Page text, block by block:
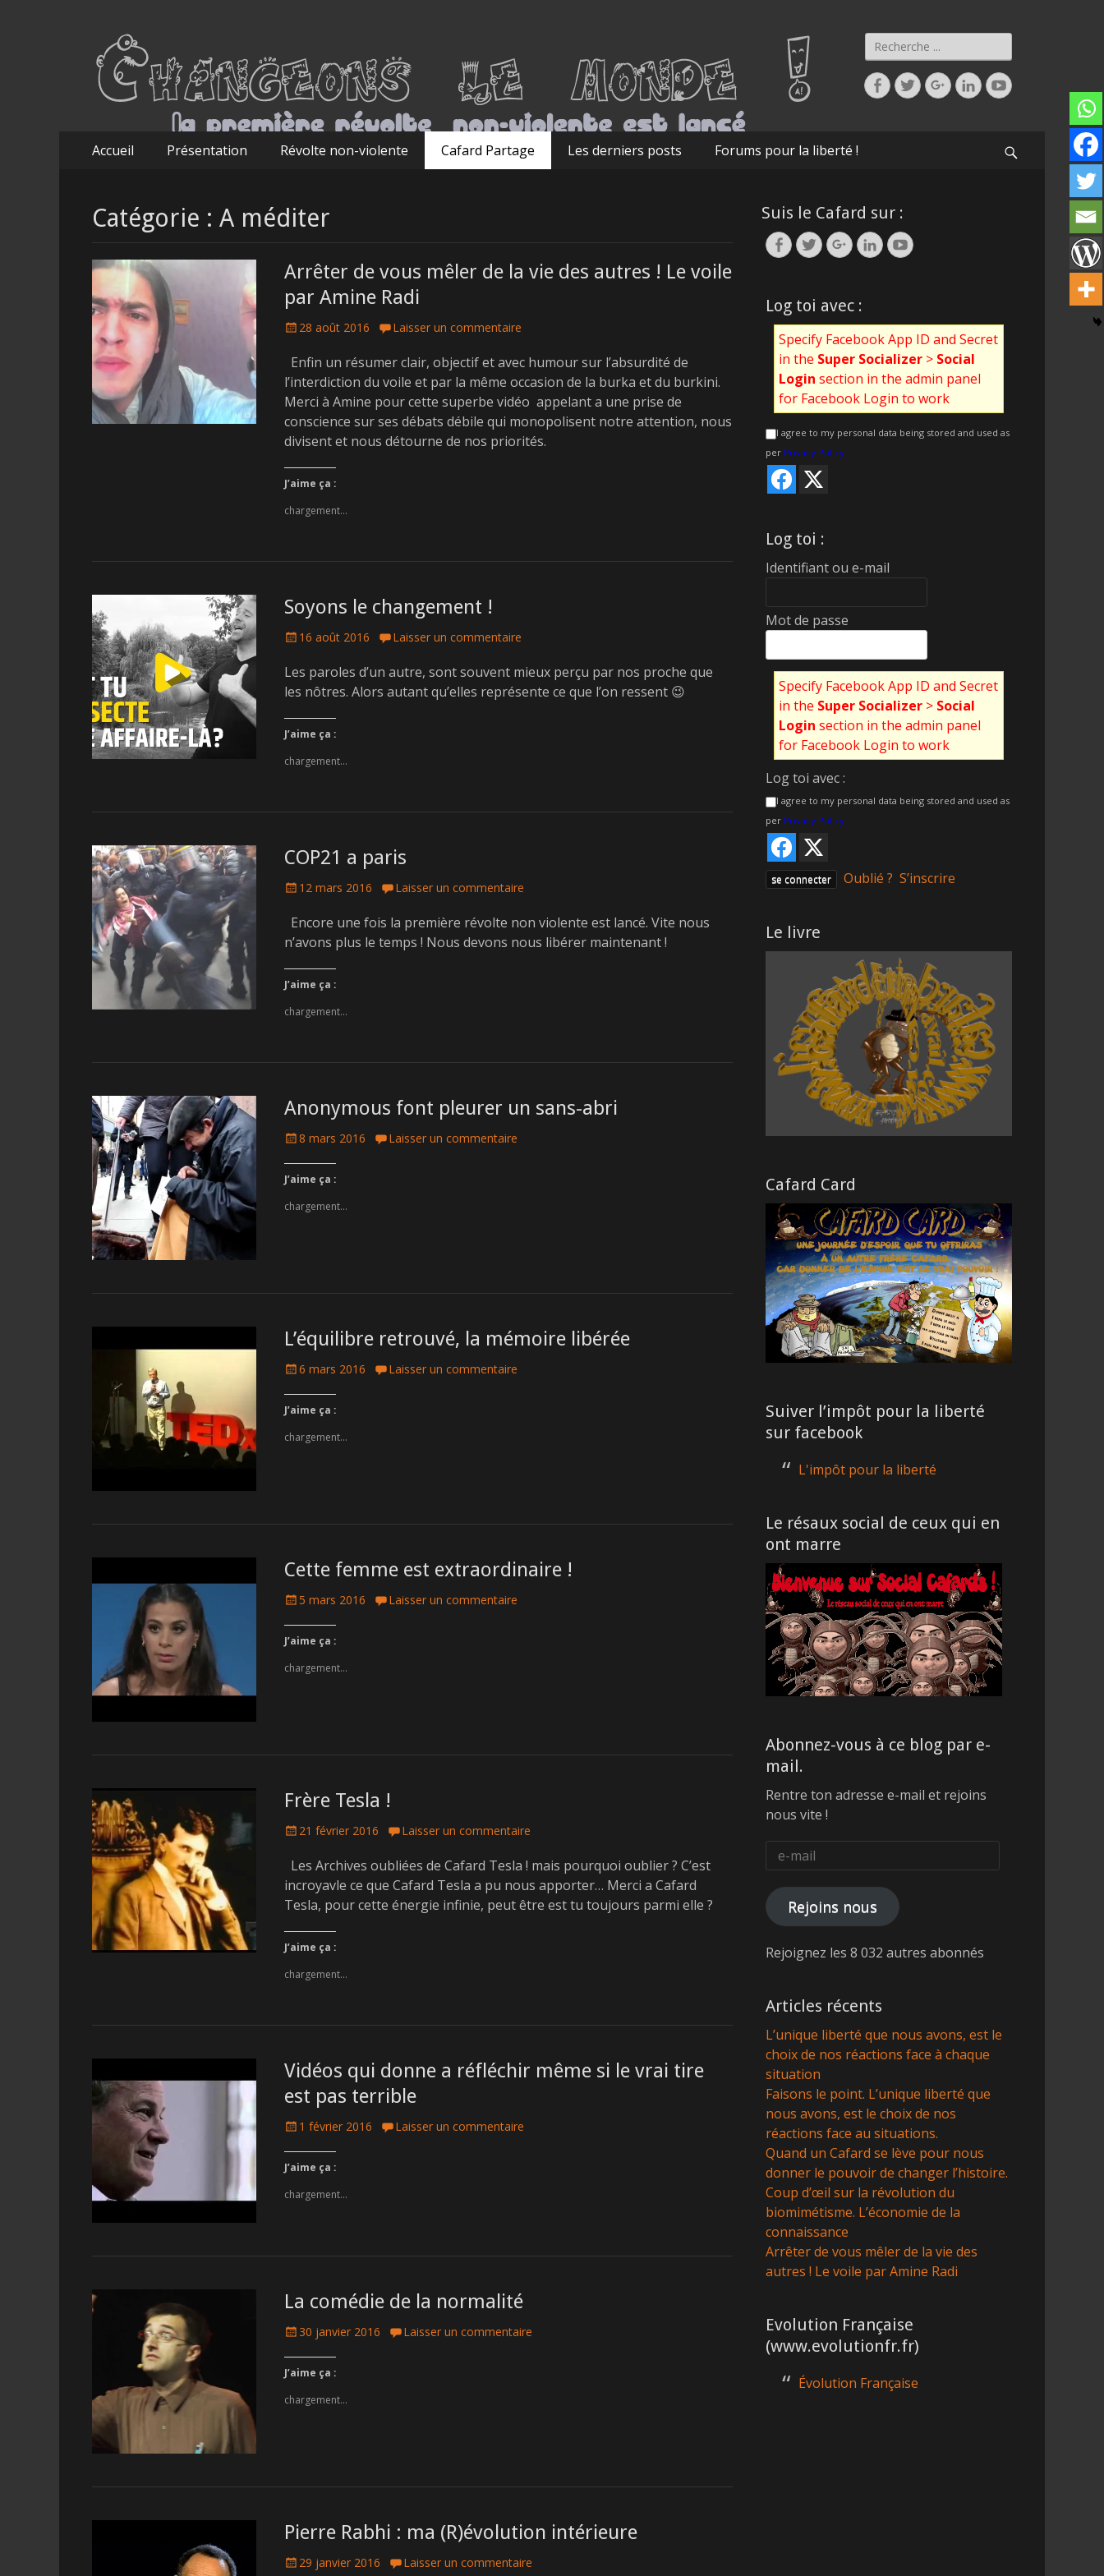
Rechercher :
Facebook
TwitterGoogleplus
LinkedinYouTube
Menu principal
Accueil Présentation Révolte non-violente Cafard Partage Les derniers posts Forums pour la liberté ! Recherche
Catégorie : A méditer
Arrêter de vous mêler de la vie des autres ! Le voile
par Amine Radi
Posted
28 août 2016 Laisser un commentaire
Enfin un résumer clair, objectif et avec humour sur l’absurdité de
l’interdiction du voile et par la même occasion de la burka et du burkini.
Merci à Amine pour cette superbe vidéo appelant a une prise de
conscience sur ses débats débile qui monopolisent notre attention, nous
divisent et nous détourne de nos priorités.
J’aime ça :
chargement…
Soyons le changement !
Posted
16 août 2016 Laisser un commentaire
Les paroles d’un autre, sont souvent mieux perçu par nos proche que
les nôtres. Alors autant qu’elles représente ce que l’on ressent 😉
J’aime ça :
chargement…
COP21 a paris
Posted
12 mars 2016 Laisser un commentaire
Encore une fois la première révolte non violente est lancé. Vite nous
n’avons plus le temps ! Nous devons nous libérer maintenant !
J’aime ça :
chargement…
Anonymous font pleurer un sans-abri
Posted
8 mars 2016 Laisser un commentaire
J’aime ça :
chargement…
L’équilibre retrouvé, la mémoire libérée
Posted
6 mars 2016 Laisser un commentaire
J’aime ça :
chargement…
Cette femme est extraordinaire !
Posted
5 mars 2016 Laisser un commentaire
J’aime ça :
chargement…
Frère Tesla !
Posted
21 février 2016 Laisser un commentaire
Les Archives oubliées de Cafard Tesla ! mais pourquoi oublier ? C’est
incroyavle ce que Cafard Tesla a pu nous apporter… Merci a Cafard
Tesla, pour cette énergie infinie, peut être est tu toujours parmi elle ?
J’aime ça :
chargement…
Vidéos qui donne a réfléchir même si le vrai tire
est pas terrible
Posted
1 février 2016 Laisser un commentaire
J’aime ça :
chargement…
La comédie de la normalité
Posted
30 janvier 2016 Laisser un commentaire
J’aime ça :
chargement…
Pierre Rabhi : ma (R)évolution intérieure
Posted
29 janvier 2016 Laisser un commentaire
Suis le Cafard sur :
Facebook
TwitterGoogleplus
LinkedinYouTube
Log toi avec :
Specify Facebook App ID and Secret
in the Super Socializer > Social
Login section in the admin panel
for Facebook Login to work
I agree to my personal data being stored and used as
per Privacy Policy
Log toi :
Identifiant ou e-mail
Mot de passe
Specify Facebook App ID and Secret
in the Super Socializer > Social
Login section in the admin panel
for Facebook Login to work
Log toi avec :
I agree to my personal data being stored and used as
per Privacy Policy
Oublié ? S’inscrire
Le livre
Cafard Card
Suiver l’impôt pour la liberté
sur facebook
L'impôt pour la liberté
Le résaux social de ceux qui en
ont marre
Abonnez-vous à ce blog par e-
mail.
Rentre ton adresse e-mail et rejoins
nous vite !
mail
Rejoins nous
Rejoignez les 8 032 autres abonnés
Articles récents
L’unique liberté que nous avons, est le
choix de nos réactions face à chaque
situation
Faisons le point. L’unique liberté que
nous avons, est le choix de nos
réactions face au situations.
Quand un Cafard se lève pour nous
donner le pouvoir de changer l’histoire.
Coup d’œil sur la révolution du
biomimétisme. L’économie de la
connaissance
Arrêter de vous mêler de la vie des
autres ! Le voile par Amine Radi
Evolution Française
(www.evolutionfr.fr)
Évolution Française